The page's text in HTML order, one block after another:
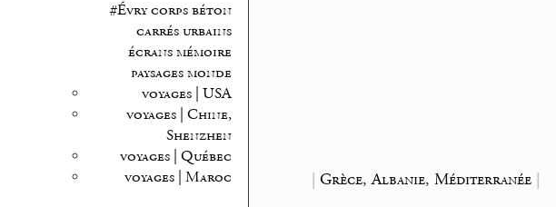
#Évry corps béton
carrés urbains
écrans mémoire
paysages monde
voyages | USA
voyages | Chine,
Shenzhen
voyages | Québec
voyages | Maroc
|Grèce, Albanie, Méditerranée |